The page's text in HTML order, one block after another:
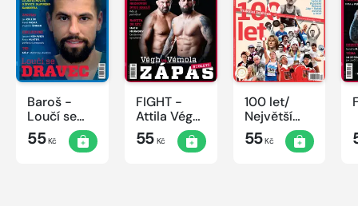
Baroš -
Loučí se
dravec
55Kč
FIGHT -
Attila Végh
vs. Karlos
Vémola
55Kč
100 let/
Největší
okamžiky
českého
55Kč